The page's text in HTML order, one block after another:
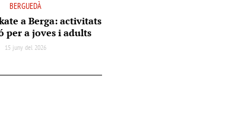
BERGUEDÀ
a Berga: activitats
per a joves i adults
15 juny del 2026